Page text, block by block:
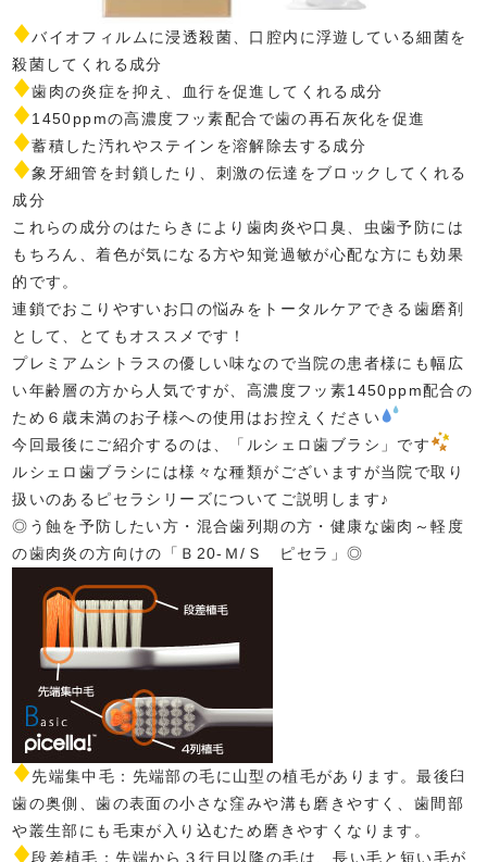
バイオフィルムに浸透殺菌、口腔内に浮遊している細菌を
殺菌してくれる成分
歯肉の炎症を抑え、血行を促進してくれる成分
1450ppmの高濃度フッ素配合で歯の再石灰化を促進
蓄積した汚れやステインを溶解除去する成分
象牙細管を封鎖したり、刺激の伝達をブロックしてくれる
成分
これらの成分のはたらきにより歯肉炎や口臭、虫歯予防には
もちろん、着色が気になる方や知覚過敏が心配な方にも効果
的です。
連鎖でおこりやすいお口の悩みをトータルケアできる歯磨剤
として、とてもオススメです！
プレミアムシトラスの優しい味なので当院の患者様にも幅広
い年齢層の方から人気ですが、高濃度フッ素1450ppm配合の
ため６歳未満のお子様への使用はお控えください
今回最後にご紹介するのは、「ルシェロ歯ブラシ」です
ルシェロ歯ブラシには様々な種類がございますが当院で取り
扱いのあるピセラシリーズについてご説明します♪
◎う蝕を予防したい方・混合歯列期の方・健康な歯肉～軽度
の歯肉炎の方向けの「Ｂ20-Ｍ/Ｓ ピセラ」◎
先端集中毛：先端部の毛に山型の植毛があります。最後臼
歯の奥側、歯の表面の小さな窪みや溝も磨きやすく、歯間部
や叢生部にも毛束が入り込むため磨きやすくなります。
段差植毛：先端から３行目以降の毛は、長い毛と短い毛が